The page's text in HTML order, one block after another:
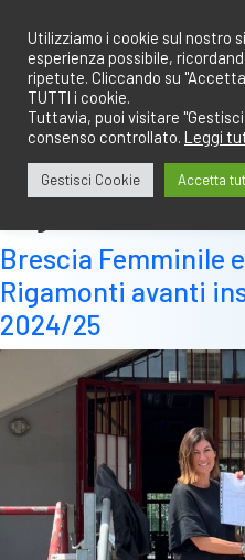
contenuto
Brescia Femminile
Rigamonti avanti
2024/25
Utilizziamo i cookie sul nostro
esperienza possibile,
ripetute. Cliccando su
TUTTI i cookie.
Tuttavia, puoi visitare
consenso controllato. Leggi
Gestisci Cookie Accetta